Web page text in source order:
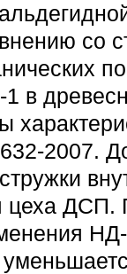
со
в
2007.
цеха